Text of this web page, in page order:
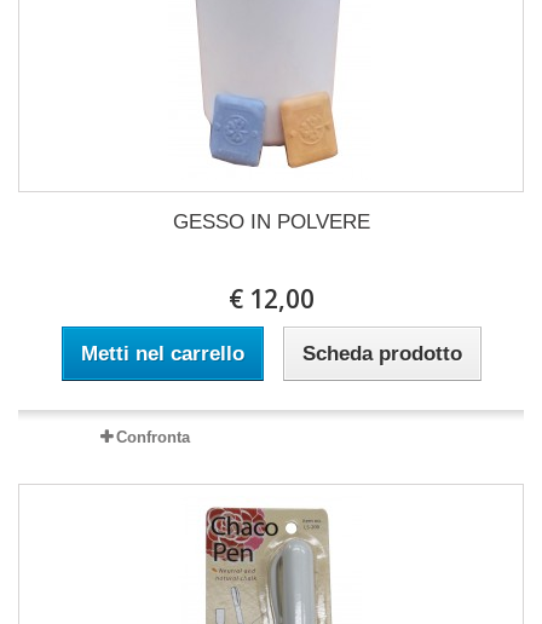
GESSO IN POLVERE
€ 12,00
Metti nel carrello Scheda prodotto
Confronta